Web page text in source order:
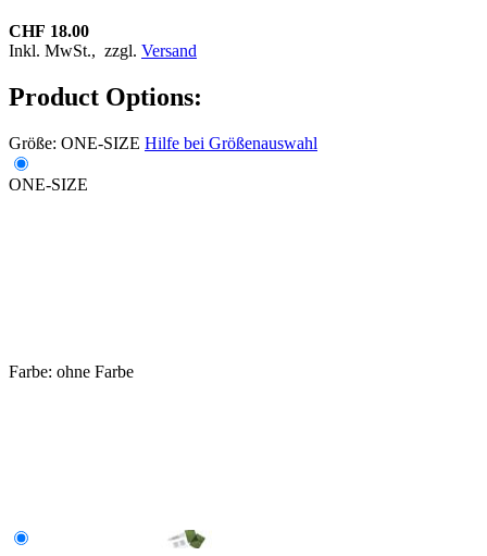
CHF 18.00
Inkl. MwSt., zzgl. Versand
Product Options:
Größe: ONE-SIZE Hilfe bei Größenauswahl
ONE-SIZE
Farbe: ohne Farbe